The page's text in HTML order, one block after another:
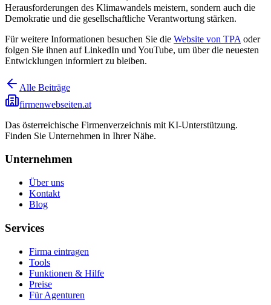
Herausforderungen des Klimawandels meistern, sondern auch die
Demokratie und die gesellschaftliche Verantwortung stärken.
Für weitere Informationen besuchen Sie die Website von TPA oder
folgen Sie ihnen auf LinkedIn und YouTube, um über die neuesten
Entwicklungen informiert zu bleiben.
Alle Beiträge
firmenwebseiten.at
Das österreichische Firmenverzeichnis mit KI-Unterstützung.
Finden Sie Unternehmen in Ihrer Nähe.
Unternehmen
Über uns
Kontakt
Blog
Services
Firma eintragen
Tools
Funktionen & Hilfe
Preise
Für Agenturen